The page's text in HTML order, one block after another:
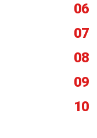
06
07
08
09
10